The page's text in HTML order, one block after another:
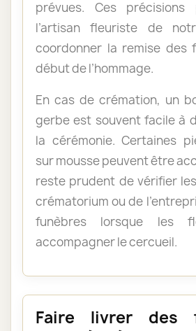
prévues. Ces précisions
l’artisan fleuriste de
coordonner la remise des
début de l’hommage.
En cas de crémation, un
gerbe est souvent facile à
la cérémonie. Certaines
sur mousse peuvent être
reste prudent de vérifier
crématorium ou de
funèbres lorsque les
accompagner le cercueil.
Faire livrer des